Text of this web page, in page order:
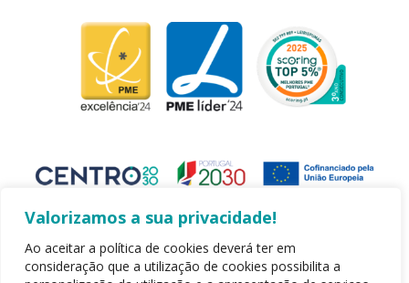
Valorizamos a sua privacidade!
Ao aceitar a política de cookies deverá ter em
consideração que a utilização de cookies possibilita a